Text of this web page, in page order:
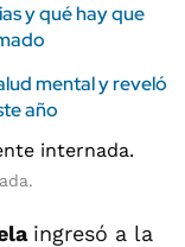
y qué hay que
mental y reveló
año
ingresó a la